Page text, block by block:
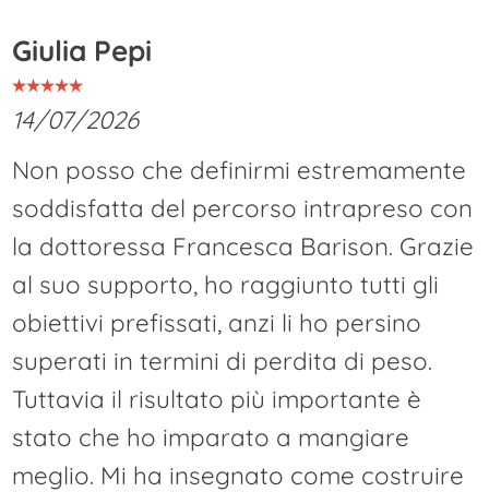
Giulia Pepi
14/07/2026
Non posso che definirmi estremamente
soddisfatta del percorso intrapreso con
la dottoressa Francesca Barison. Grazie
al suo supporto, ho raggiunto tutti gli
obiettivi prefissati, anzi li ho persino
superati in termini di perdita di peso.
Tuttavia il risultato più importante è
stato che ho imparato a mangiare
meglio. Mi ha insegnato come costruire